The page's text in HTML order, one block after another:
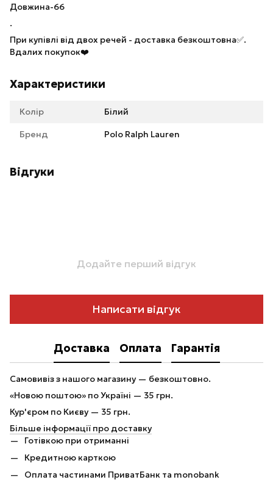
Довжина-66
.
При купівлі від двох речей - доставка безкоштовна✅.
Вдалих покупок❤️
Характеристики
Колір Білий
Бренд Polo Ralph Lauren
Відгуки
Додайте перший відгук
Написати відгук
Доставка Оплата Гарантія
Самовивіз з нашого магазину — безкоштовно.
«Новою поштою» по Україні — 35 грн.
Кур'єром по Києву — 35 грн.
Більше інформації про доставку
Готівкою при отриманні
Кредитною карткою
Оплата частинами ПриватБанк та monobank